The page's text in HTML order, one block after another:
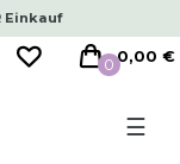
Einkauf
0 0,00 €
☰